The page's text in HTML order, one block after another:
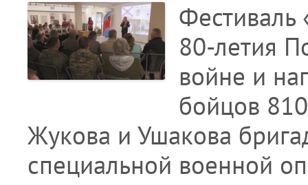
80-летия
войне и
бойцов
Жукова и Ушакова
специальной военной